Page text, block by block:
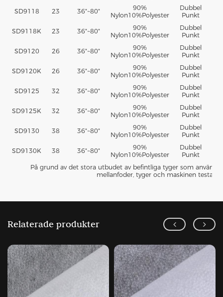
SD9118 23 36"~80"
90%
Nylon10%Polyester
Dubbel
Punkt
SD9118K 23 36"~80"
90%
Nylon10%Polyester
Dubbel
Punkt
SD9120 26 36"~80"
90%
Nylon10%Polyester
Dubbel
Punkt
SD9120K 26 36"~80"
90%
Nylon10%Polyester
Dubbel
Punkt
SD9125 32 36"~80"
90%
Nylon10%Polyester
Dubbel
Punkt
SD9125K 32 36"~80"
90%
Nylon10%Polyester
Dubbel
Punkt
SD9130 38 36"~80"
90%
Nylon10%Polyester
Dubbel
Punkt
SD9130K 38 36"~80"
90%
Nylon10%Polyester
Dubbel
Punkt
På grund av det stora utbudet av befintliga tyger som
mellanfoder, tyger och maskinen testas
Relaterade produkter